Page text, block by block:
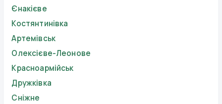
Єнакієве
Костянтинівка
Артемівськ
Олексієве-Леонове
Красноармійськ
Дружківка
Сніжне